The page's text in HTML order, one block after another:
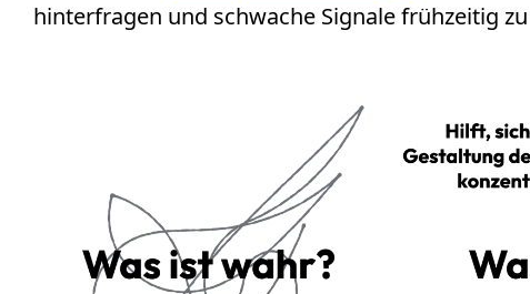
hinterfragen und schwache Signale frühzeitig